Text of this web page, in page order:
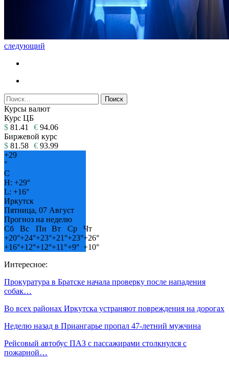
следующий
Курсы валют
Курс ЦБ
$ 81.41 € 94.06
Биржевой курс
$ 81.58 € 93.99
+29
°
C
H: +29°
L: +16°
Иркутск
Пятница, 07 Август
Прогноз на неделю
Сб
Вс Пн Вт Ср
Чт
+20°+24°+23°+21°+23°+26°
+16°+12°+12°+11°+9° +10°
Интересное:
Прокуратура в Братске начала проверку после нападения
собак…
Во всех районах Иркутска устраняют повреждения на дорогах
Неделю назад в Приангарье пропал 47-летний мужчина
Рейсовый автобус ПАЗ с пассажирами столкнулся с
пожарной…